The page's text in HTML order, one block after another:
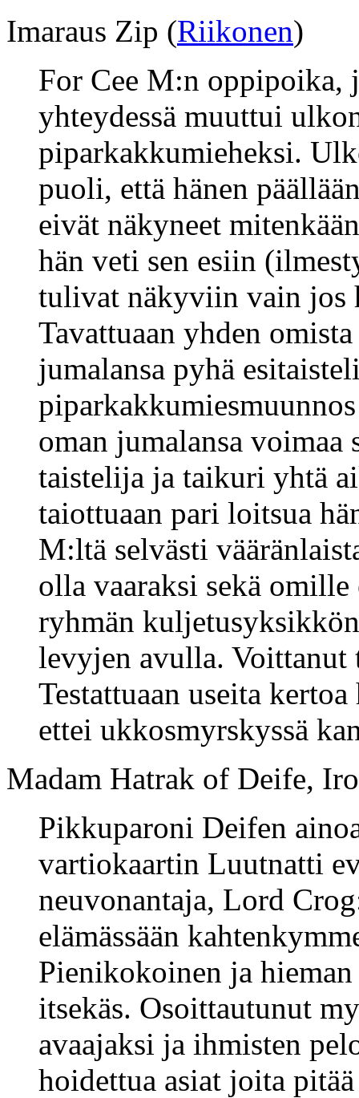
Imaraus Zip (Riikonen)
For Cee M:n
yhteydessä muuttui
piparkakkumieheksi.
puoli, että hänen
eivät näkyneet
hän veti sen esiin
tulivat näkyviin vain jos
Tavattuaan yhden
jumalansa pyhä
oman jumalansa voimaa
taistelija ja taikuri yhtä
taiottuaan pari loitsua
M:ltä selvästi
olla vaaraksi sekä
ryhmän
levyjen avulla. Voittanut
Testattuaan useita
ettei ukkosmyrskyssä
Madam Hatrak of Deife,
Pikkuparoni Deifen
vartiokaartin Luutnatti
neuvonantaja, Lord
elämässään
Pienikokoinen ja
itsekäs. Osoittautunut
avaajaksi ja ihmisten
hoidettua asiat joita